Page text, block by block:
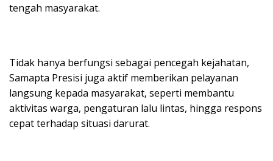
tengah masyarakat.
Tidak hanya berfungsi sebagai pencegah kejahatan,
Samapta Presisi juga aktif memberikan pelayanan
langsung kepada masyarakat, seperti membantu
aktivitas warga, pengaturan lalu lintas, hingga respons
cepat terhadap situasi darurat.